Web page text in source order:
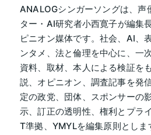
A
N
A
L
O
G
シ
ANALOGシンガーソングは、声
ター・AI研究者小西寛子が編集
ピニオン媒体です。社会、AI、
ンタメ、法と倫理を中心に、一
資料、取材、本人による検証を
説、オピニオン、調査記事を発
定の政党、団体、スポンサーの
示、訂正の透明性、権利とプラ
T準拠、YMYLを編集原則としま